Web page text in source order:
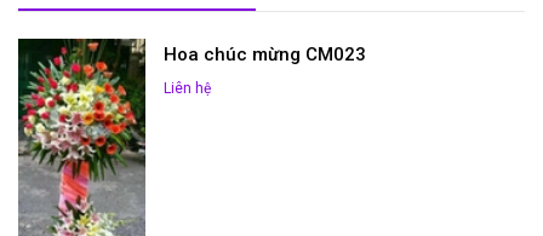
Hoa chúc mừng CM023
Liên hệ